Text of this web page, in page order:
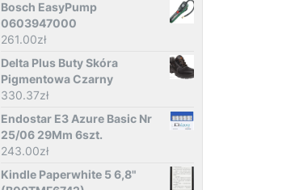
Bosch EasyPump
0603947000
261.00zł
Delta Plus Buty Skóra
Pigmentowa Czarny
330.37zł
Endostar E3 Azure Basic Nr
25/06 29Mm 6szt.
243.00zł
Kindle Paperwhite 5 6,8"